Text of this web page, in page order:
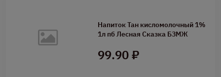
Напиток Тан кисломолочный 1%
1л пб Лесная Сказка БЗМЖ
99.90 ₽